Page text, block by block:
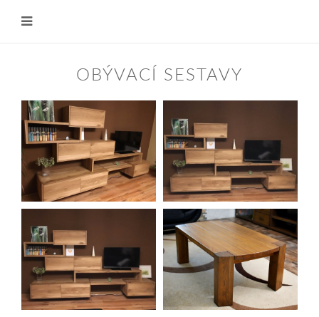
OBÝVACÍ SESTAVY